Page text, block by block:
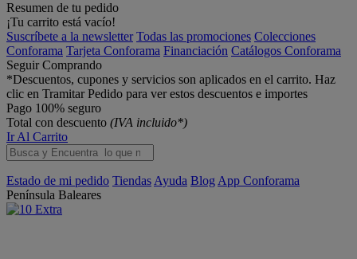
Resumen de tu pedido
¡Tu carrito está vacío!
Suscríbete a la newsletter Todas las promociones Colecciones
Conforama Tarjeta Conforama Financiación Catálogos Conforama
Seguir Comprando
*Descuentos, cupones y servicios son aplicados en el carrito. Haz
clic en Tramitar Pedido para ver estos descuentos e importes
Pago 100% seguro
Total con descuento (IVA incluido*)
Ir Al Carrito
Estado de mi pedido Tiendas Ayuda Blog App Conforama
Península Baleares